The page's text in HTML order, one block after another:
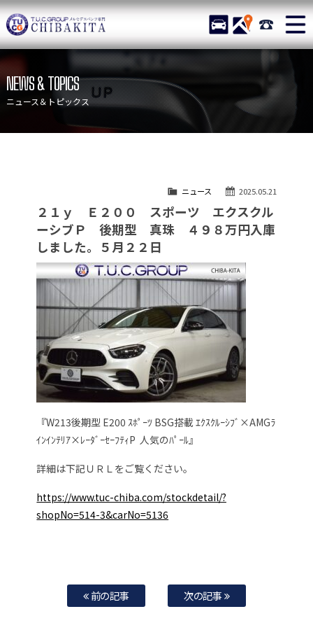
TUCグループ メルセデスベ
STOCK ACCESS 043-
ニュース
在庫リスト
目玉車両一覧
保証＆サービス
アクセスマップ
自動車保険
TUCとは？
リクルート
納車blog
会社概要
NEWS & TOPICS
ニュース＆トピックス
2025.05.21
ニュース
２１ｙ Ｅ２００ スポーツ エクスクル
ーシブＰ 後期型 真珠 ４９８万円入庫
しました。５月２２日
『W213後期型 E200 ｽﾎﾟｰﾂ BSG搭載 ｴｸｽｸﾙｰｼﾌﾞ×AMGﾗ
ｲﾝｲﾝﾃﾘｱ×ﾚｰﾀﾞｰｾｰﾌﾃｨP 人気のﾊﾟｰﾙ』
詳細は下記ＵＲＬをご覧ください。
https://www.tuc-chiba.com/stockdetail/?
shopNo=514-3&carNo=5136
前の記事 次の記事